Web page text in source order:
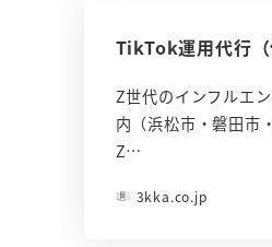
TikTok運用代行（
Z世代のインフルエ
内（浜松市・磐田市
Z…
3kka.co.jp